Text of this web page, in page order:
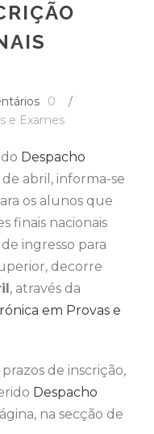
0
/
e Exames
Despacho
de abril, informa-se
os alunos que
finais nacionais
ingresso para
decorre
, através da
em Provas e
de inscrição,
Despacho
na secção de